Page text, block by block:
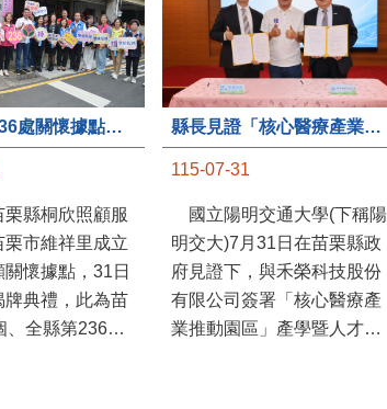
苗栗縣第236處關懷據點在苗栗市維祥里揭牌
縣桐欣照顧服
栗市維祥里成立
懷據點，31日
牌典禮，此為苗
、全縣第236處
縣長見證「核心醫療產業推動園區」產學合作簽約儀式
115-07-31
國立陽明交通大學(下稱陽
明交大)7月31日在苗栗縣政
府見證下，與禾榮科技股份
有限公司簽署「核心醫療產
業推動園區」產學暨人才培